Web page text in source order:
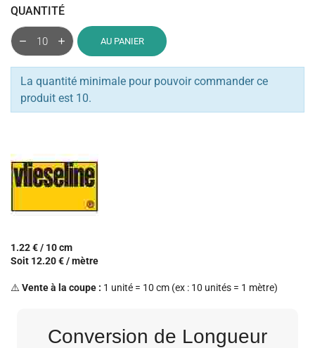
QUANTITÉ
AU PANIER
La quantité minimale pour pouvoir commander ce
produit est 10.
1.22 € / 10 cm
Soit 12.20 € / mètre
⚠️ Vente à la coupe : 1 unité = 10 cm (ex : 10 unités = 1 mètre)
Conversion de Longueur